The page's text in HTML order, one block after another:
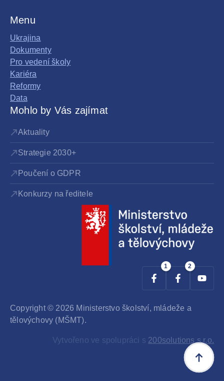
Menu
Ukrajina
Dokumenty
Pro vedení školy
Kariéra
Reformy
Data
Mohlo by Vás zajímat
Aktuality
Strategie 2030+
Poučení o GDPR
Konkurzy na ředitele
Copyright © 2026 Ministerstvo školství, mládeže a
tělovýchovy (MŠMT).
Vytvořeno ve spolupráci s 200solutions s.r.o.